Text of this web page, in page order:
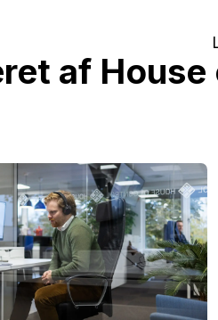
af